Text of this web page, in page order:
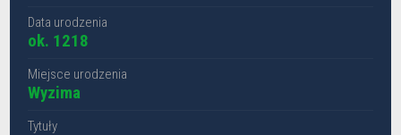
Data urodzenia
ok. 1218
Miejsce urodzenia
Wyzima
Tytuły